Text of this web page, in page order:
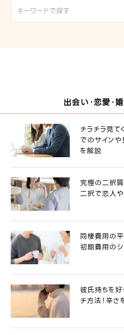
出会い・恋愛・
チラチラ見
でのサイン
を解説
究極の二択
二択で恋人
同棲費用の
初期費用の
彼氏持ちを
チ方法！辛